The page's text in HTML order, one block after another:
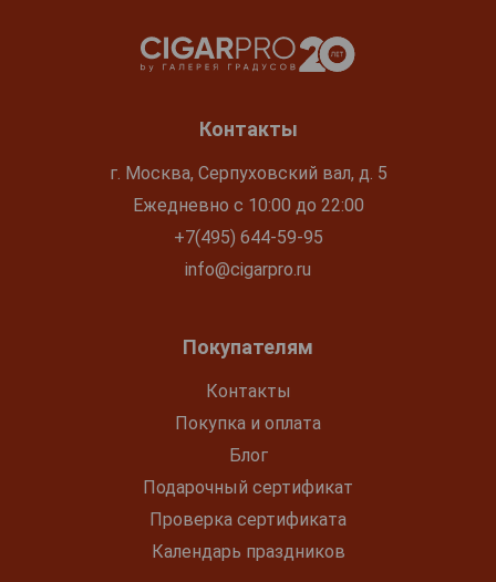
Контакты
г. Москва, Серпуховский вал, д. 5
Ежедневно с 10:00 до 22:00
+7(495) 644-59-95
info@cigarpro.ru
Покупателям
Контакты
Покупка и оплата
Блог
Подарочный сертификат
Проверка сертификата
Календарь праздников